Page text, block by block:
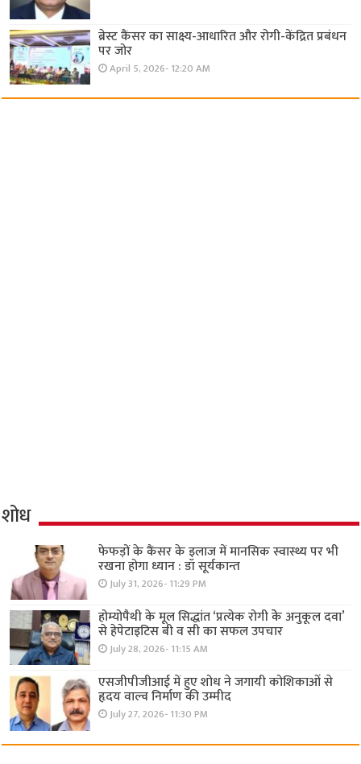
ब्रेस्ट कैंसर का साक्ष्य-आधारित और रोगी-केंद्रित प्रबंधन
पर जोर
April 5, 2026- 12:20 AM
शोध
फेफड़ों के कैंसर के इलाज में मानसिक स्वास्थ्य पर भी
रखना होगा ध्यान : डॉ सूर्यकान्त
July 31, 2026- 11:29 PM
होम्योपैथी के मूल सिद्धांत ‘प्रत्येक रोगी केे अनुकूल दवा’
से हेपेटाइटिस बी व सी का सफल उपचार
July 28, 2026- 11:15 AM
एसजीपीजीआई में हुए शोध ने जगायी कोशिकाओं से
हृदय वाल्व निर्माण की उम्मीद
July 27, 2026- 11:30 PM